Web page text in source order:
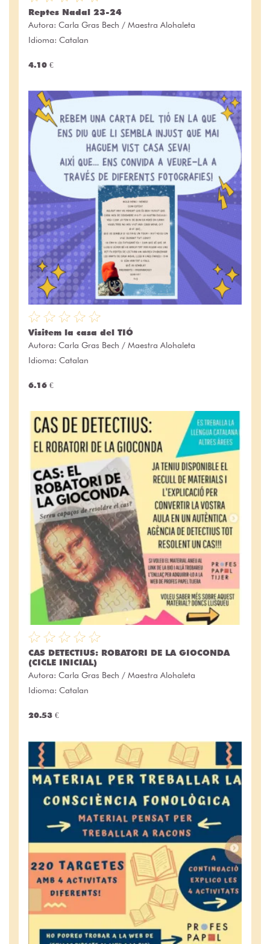
Reptes Nadal 23-24
Autora: Carla Gras Bech / Maestra Alohaleta
Idioma: Catalan
4.10 €
Visitem la casa del TIÓ
Autora: Carla Gras Bech / Maestra Alohaleta
Idioma: Catalan
6.16 €
CAS DETECTIUS: ROBATORI DE LA GIOCONDA
(CICLE INICIAL)
Autora: Carla Gras Bech / Maestra Alohaleta
Idioma: Catalan
20.53 €